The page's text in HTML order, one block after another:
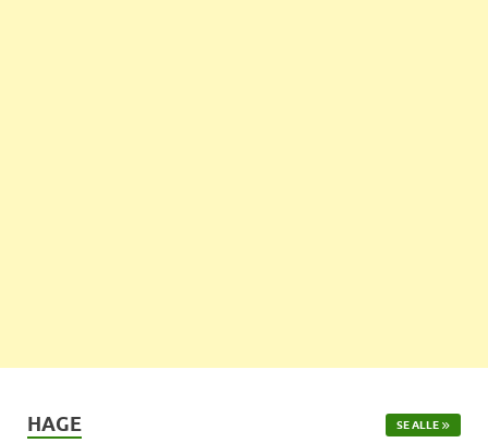
HAGE SE ALLE